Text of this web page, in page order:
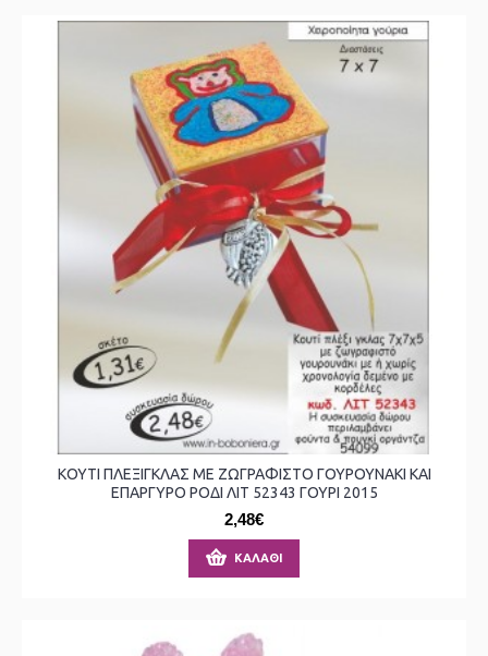
ΚΟΥΤΙ ΠΛΕΞΙΓΚΛΑΣ ΜΕ ΖΩΓΡΑΦΙΣΤΟ ΓΟΥΡΟΥΝΑΚΙ ΚΑΙ
ΕΠΑΡΓΥΡΟ ΡΟΔΙ ΛΙΤ 52343 ΓΟΥΡΙ 2015
2,48€
ΚΑΛΆΘΙ